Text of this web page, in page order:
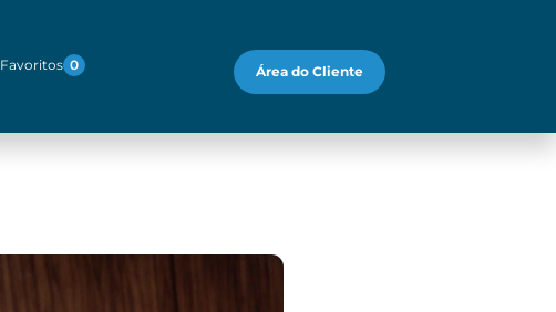
Favoritos 0 Área do Cliente